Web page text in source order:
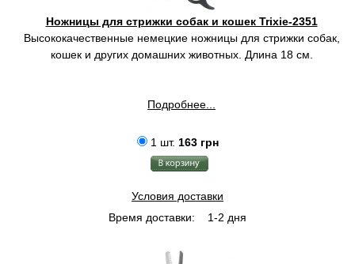
Ножницы для стрижки собак и кошек Trixie-2351
Высококачественные немецкие ножницы для стрижки собак,
кошек и других домашних животных. Длина 18 см.
Подробнее...
1 шт. 163 грн
Условия доставки
Время доставки:
1-2 дня